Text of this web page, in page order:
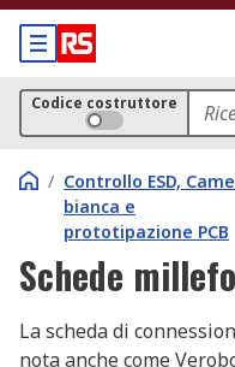
Codice costruttore
/ Controllo ESD,
bianca e
prototipazione PCB
Schede
La scheda di
nota anche come